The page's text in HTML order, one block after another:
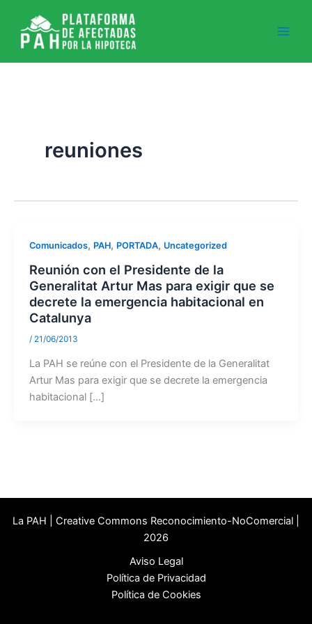
contenido
reuniones
Comunicados, PAH, PORTADA, Uncategorized
Reunión con el Presidente de la
Generalitat Artur Mas para exigir que se
decrete la emergencia habitacional en
Catalunya
/ 21/06/2013
La PAH se reúne con el Presidente de la Generalitat
Artur Mas para exigir que se decrete la emergencia
habitacional […]
La PAH | Creative Commons Reconocimiento-NoComercial |
2026
Aviso Legal
Política de Privacidad
Política de Cookies